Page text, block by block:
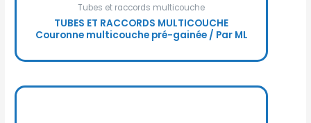
Tubes et raccords multicouche
TUBES ET RACCORDS MULTICOUCHE
Couronne multicouche pré-gainée / Par ML